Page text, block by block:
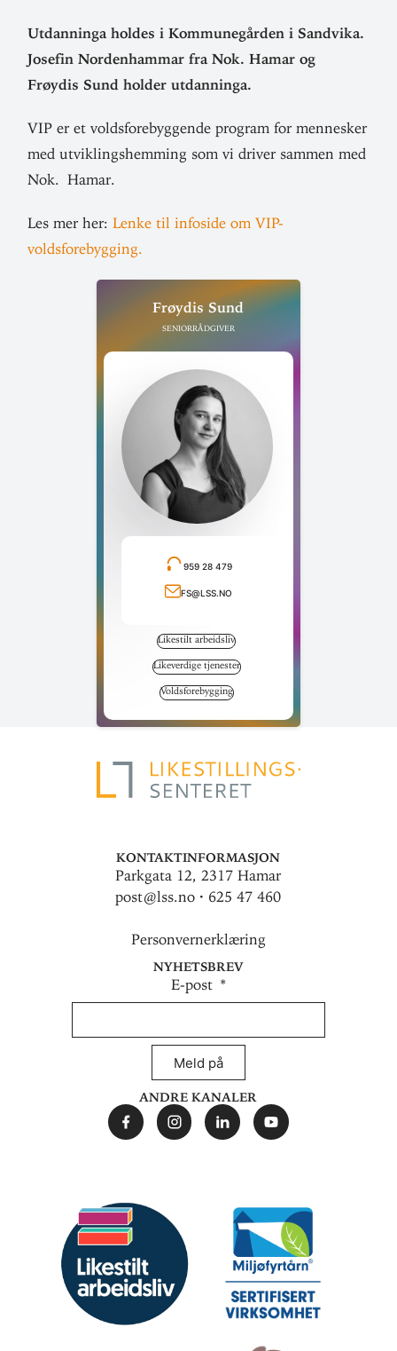
Utdan­ninga holdes i Kom­mune­gården i Sandvika.
Josefin Nord­en­hammar fra Nok. Hamar og
Frøydis Sund holder utdanninga.
VIP er et volds­fore­byg­gende program for men­nesker
med utvik­lings­hemming som vi driver sammen med
Nok. Hamar.
Les mer her:Lenke til infoside om VIP-
voldsforebygging.
Frøydis Sund
Seniorrådgiver
959 28 479
Ring telefonnummer
fs@lss.no
Send e-post
Likestilt arbeidsliv
Likeverdige tjenester
Voldsforebygging
Kontaktinformasjon
Parkgata 12, 2317 Hamar
post@lss.no · 625 47 460
Personvernerklæring
Nyhetsbrev
E-post
Meld på
Andre kanaler